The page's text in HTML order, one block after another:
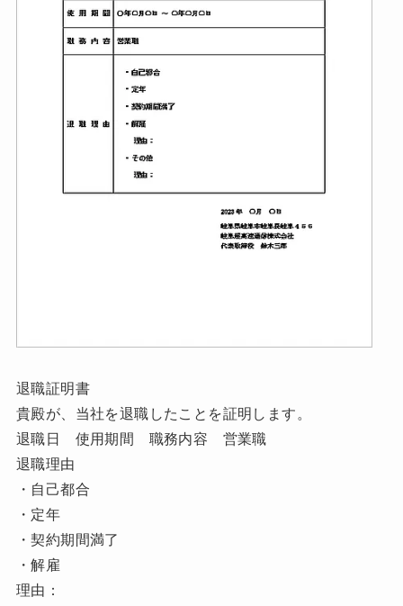
退職証明書
貴殿が、当社を退職したことを証明します。
退職日 使用期間 職務内容 営業職
退職理由
・自己都合
・定年
・契約期間満了
・解雇
理由：